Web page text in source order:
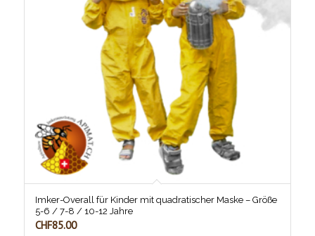
Imker-Overall für Kinder mit quadratischer Maske – Größe
5-6 / 7-8 / 10-12 Jahre
CHF85.00